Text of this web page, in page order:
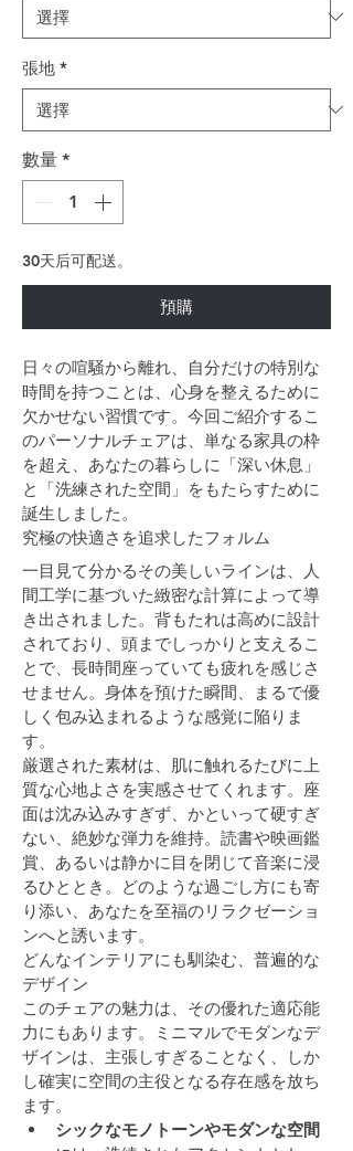
張地 *
數量 *
30天后可配送。
預購
日々の喧騒から離れ、自分だけの特別な
時間を持つことは、心身を整えるために
欠かせない習慣です。今回ご紹介するこ
のパーソナルチェアは、単なる家具の枠
を超え、あなたの暮らしに「深い休息」
と「洗練された空間」をもたらすために
誕生しました。
究極の快適さを追求したフォルム
一目見て分かるその美しいラインは、人
間工学に基づいた緻密な計算によって導
き出されました。背もたれは高めに設計
されており、頭までしっかりと支えるこ
とで、長時間座っていても疲れを感じさ
せません。身体を預けた瞬間、まるで優
しく包み込まれるような感覚に陥りま
す。
厳選された素材は、肌に触れるたびに上
質な心地よさを実感させてくれます。座
面は沈み込みすぎず、かといって硬すぎ
ない、絶妙な弾力を維持。読書や映画鑑
賞、あるいは静かに目を閉じて音楽に浸
るひととき。どのような過ごし方にも寄
り添い、あなたを至福のリラクゼーショ
ンへと誘います。
どんなインテリアにも馴染む、普遍的な
デザイン
このチェアの魅力は、その優れた適応能
力にもあります。ミニマルでモダンなデ
ザインは、主張しすぎることなく、しか
し確実に空間の主役となる存在感を放ち
ます。
シックなモノトーンやモダンな空間